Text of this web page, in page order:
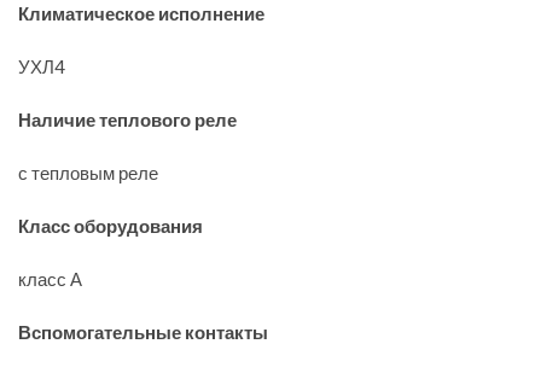
Климатическое исполнение
УХЛ4
Наличие теплового реле
с тепловым реле
Класс оборудования
класс А
Вспомогательные контакты